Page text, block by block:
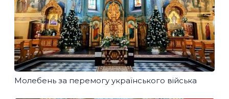
Молебень за перемогу українського війська